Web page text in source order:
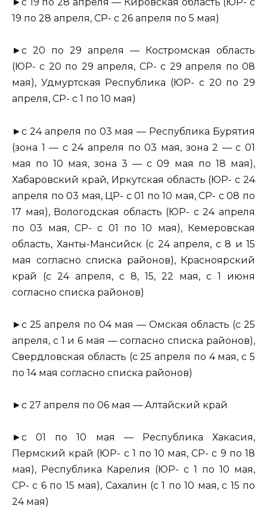
19 по 28 апреля, СР- с 26 апреля по 5 мая)
►с 20 по 29 апреля — Костромская область
(ЮР- с 20 по 29 апреля, СР- с 29 апреля по 08
мая), Удмуртская Республика (ЮР- с 20 по 29
апреля, СР- с 1 по 10 мая)
►с 24 апреля по 03 мая — Республика Бурятия
(зона 1 — с 24 апреля по 03 мая, зона 2 — с 01
мая по 10 мая, зона 3 — с 09 мая по 18 мая),
Хабаровский край, Иркутская область (ЮР- с 24
апреля по 03 мая, ЦР- с 01 по 10 мая, СР- с 08 по
17 мая), Вологодская область (ЮР- с 24 апреля
по 03 мая, СР- с 01 по 10 мая), Кемеровская
область, Ханты-Мансийск (с 24 апреля, с 8 и 15
мая согласно списка районов), Красноярский
край (с 24 апреля, с 8, 15, 22 мая, с 1 июня
согласно списка районов)
►с 25 апреля по 04 мая — Омская область (с 25
апреля, с 1 и 6 мая — согласно списка районов),
Свердловская область (с 25 апреля по 4 мая, с 5
по 14 мая согласно списка районов)
►с 27 апреля по 06 мая — Алтайский край
►с 01 по 10 мая — Республика Хакасия,
Пермский край (ЮР- с 1 по 10 мая, СР- с 9 по 18
мая), Республика Карелия (ЮР- с 1 по 10 мая,
СР- с 6 по 15 мая), Сахалин (с 1 по 10 мая, с 15 по
24 мая)